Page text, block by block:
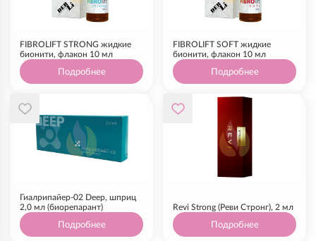
FIBROLIFT STRONG жидкие
бионити, флакон 10 мл
Подробнее
FIBROLIFT SOFT жидкие
бионити, флакон 10 мл
Подробнее
Гиалрипайер-02 Deep, шприц
2,0 мл (биорепарант)
Подробнее
Revi Strong (Реви Стронг), 2 мл
Подробнее